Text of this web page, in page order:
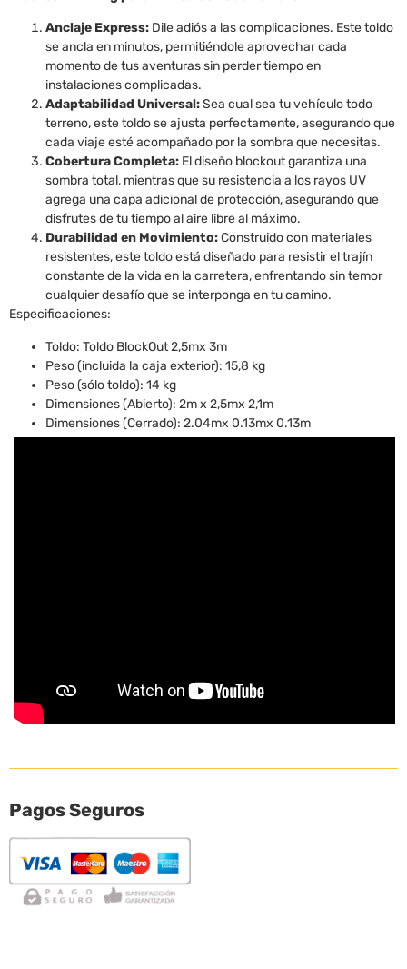
Anclaje Express: Dile adiós a las complicaciones. Este toldo
se ancla en minutos, permitiéndole aprovechar cada
momento de tus aventuras sin perder tiempo en
instalaciones complicadas.
Adaptabilidad Universal:Sea cual sea tu vehículo todo
terreno, este toldo se ajusta perfectamente, asegurando que
cada viaje esté acompañado por la sombra que necesitas.
Cobertura Completa: El diseño blockout garantiza una
sombra total, mientras que su resistencia a los rayos UV
agrega una capa adicional de protección, asegurando que
disfrutes de tu tiempo al aire libre al máximo.
Durabilidad en Movimiento:Construido con materiales
resistentes, este toldo está diseñado para resistir el trajín
constante de la vida en la carretera, enfrentando sin temor
cualquier desafío que se interponga en tu camino.
Especificaciones:
Toldo: Toldo BlockOut 2,5mx 3m
Peso (incluida la caja exterior): 15,8 kg
Peso (sólo toldo): 14 kg
Dimensiones (Abierto): 2m x 2,5mx 2,1m
Dimensiones (Cerrado): 2.04mx 0.13mx 0.13m
Pagos Seguros